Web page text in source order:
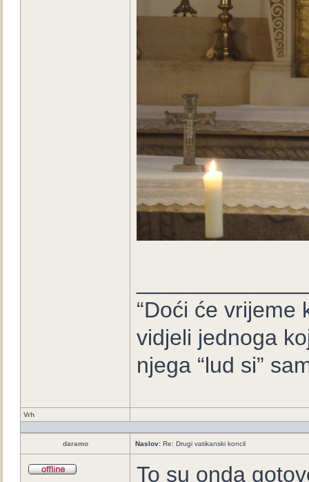
“Doći će vrijeme
vidjeli jednoga
njega “lud si”
Vrh
daramo Naslov: Re: Drugi vatikanski koncil
To su onda